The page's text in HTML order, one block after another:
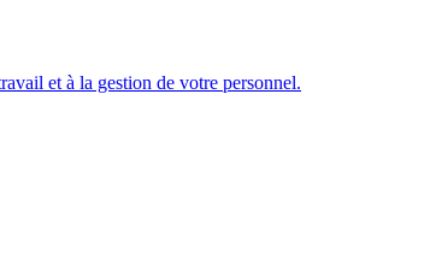
et à la gestion de votre personnel.